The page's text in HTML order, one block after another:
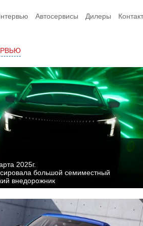
Автосервисы Дилеры
2025г.
большой семиместный
внедорожник